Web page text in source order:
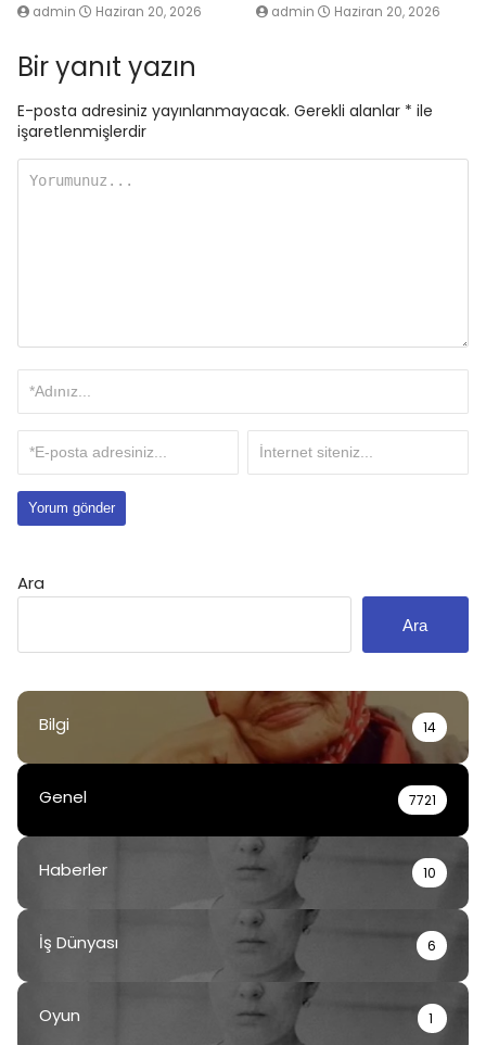
admin Haziran 20, 2026 admin Haziran 20, 2026
Bir yanıt yazın
E-posta adresiniz yayınlanmayacak. Gerekli alanlar * ile
işaretlenmişlerdir
Ara
Ara
Bilgi 14
Genel 7721
Haberler 10
İş Dünyası 6
Oyun 1